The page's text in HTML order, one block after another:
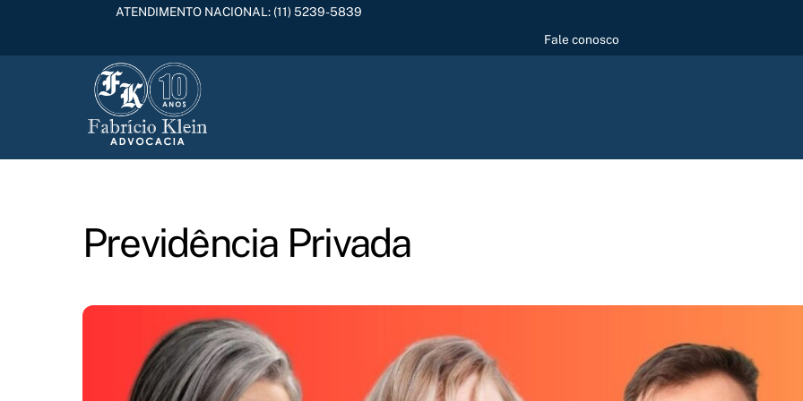
content
ATENDIMENTO NACIONAL: (11) 5239-5839
Fale conosco
Previdência Privada